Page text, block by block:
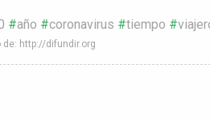
año coronavirus tiempo
de: http://difundir.org